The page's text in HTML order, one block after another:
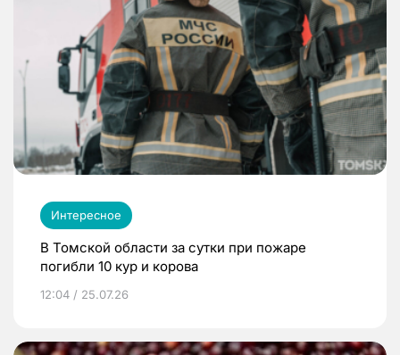
Интересное
В Томской области за сутки при пожаре
погибли 10 кур и корова
12:04 / 25.07.26